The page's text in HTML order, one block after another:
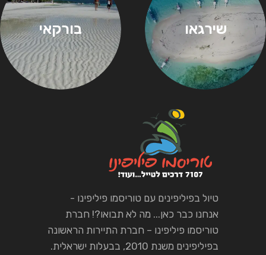
שירגאו בורקאי
טיול בפיליפינים עם טוריסמו פיליפינו -
אנחנו כבר כאן... מה לא תבואו?! חברת
טוריסמו פיליפינו – חברת התיירות הראשונה
בפיליפינים משנת 2010, בבעלות ישראלית.